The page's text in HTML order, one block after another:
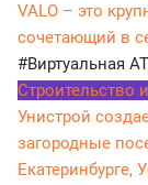
VALO – это
сочетающий в
#Виртуальная
Строительство
Унистрой
загородные
Екатеринбурге,